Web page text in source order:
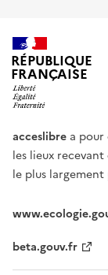
RÉPUBLIQUE
FRANÇAISE
acceslibre a
les lieux
le plus largement
beta.gouv.fr